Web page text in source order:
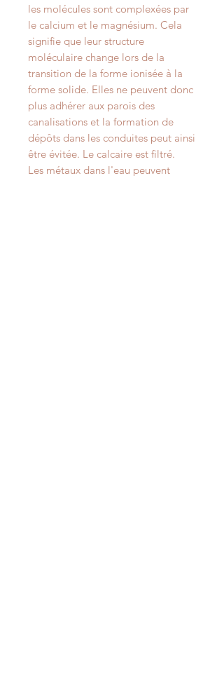
les molécules sont complexées par
le calcium et le magnésium. Cela
signifie que leur structure
moléculaire change lors de la
transition de la forme ionisée à la
forme solide. Elles ne peuvent donc
plus adhérer aux parois des
canalisations et la formation de
dépôts dans les conduites peut ainsi
être évitée. Le calcaire est filtré.
Les métaux dans l'eau peuvent